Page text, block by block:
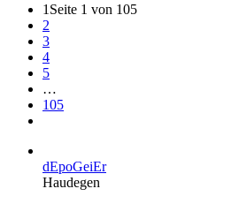
1 Seite 1 von 105
2
3
4
5
…
105
dEpoGeiEr
Haudegen